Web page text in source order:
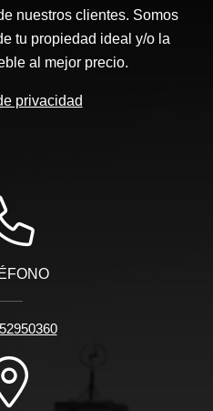
nuestros clientes. Somos
tu propiedad ideal y/o la
al mejor precio.
privacidad